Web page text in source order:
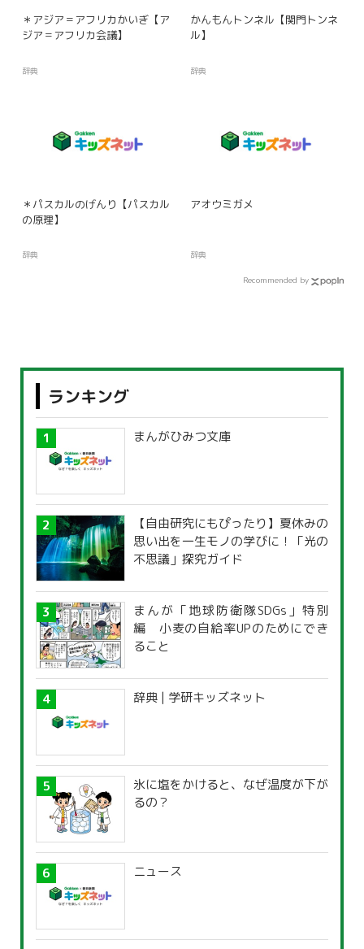
＊アジア＝アフリカかいぎ【ア
ジア＝アフリカ会議】
辞典
かんもんトンネル【関門トンネ
ル】
辞典
＊パスカルのげんり【パスカル
の原理】
辞典
アオウミガメ
辞典
Recommended by
ランキング
まんがひみつ文庫
【自由研究にもぴったり】夏休みの
思い出を一生モノの学びに！「光の
不思議」探究ガイド
まんが「地球防衛隊SDGs」特別
編 小麦の自給率UPのためにでき
ること
辞典 | 学研キッズネット
氷に塩をかけると、なぜ温度が下が
るの？
ニュース